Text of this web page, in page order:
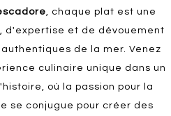
, chaque plat est une
d'expertise et de dévouement
de la mer. Venez
culinaire unique dans un
où la passion pour la
se conjugue pour créer des